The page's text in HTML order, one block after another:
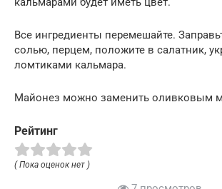
Все ингредиенты перемешайте.
солью, перцем, положите в салатник,
ломтиками кальмара.
Майонез можно заменить оливковым
Рейтинг
( Пока оценок нет )